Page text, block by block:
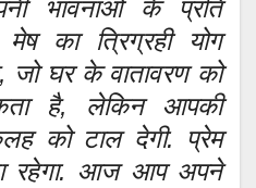
भावनाओं के प्रति
का त्रिग्रही योग
घर के वातावरण को
है, लेकिन आपकी
को टाल देगी. प्रेम
रहेगा. आज आप अपने